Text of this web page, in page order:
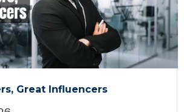
Great Influencers